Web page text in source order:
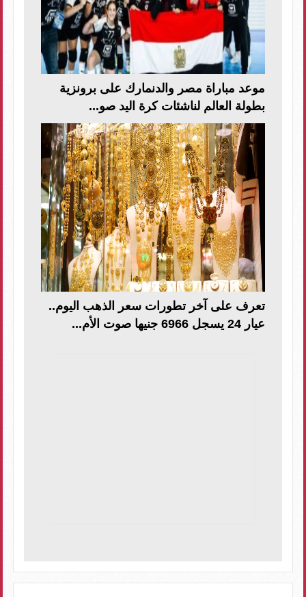
موعد مباراة مصر والدنمارك على برونزية
بطولة العالم لناشئات كرة اليد صو...
تعرف على آخر تطورات سعر الذهب اليوم..
عيار 24 يسجل 6966 جنيها صوت الأم...